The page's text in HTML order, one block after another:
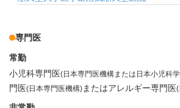
専門医
常勤
小児科専門医(日本専門医機構または日本小児科
門医(日本専門医機構)またはアレルギー専門医(